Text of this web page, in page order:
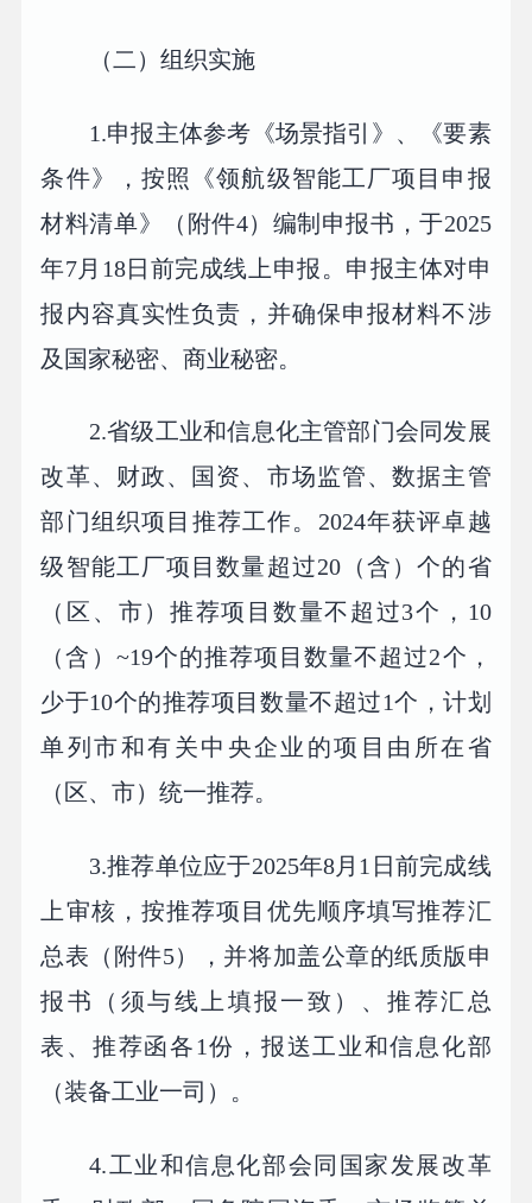
（二）组织实施
1.申报主体参考《场景指引》、《要素
条件》，按照《领航级智能工厂项目申报
材料清单》（附件4）编制申报书，于2025
年7月18日前完成线上申报。申报主体对申
报内容真实性负责，并确保申报材料不涉
及国家秘密、商业秘密。
2.省级工业和信息化主管部门会同发展
改革、财政、国资、市场监管、数据主管
部门组织项目推荐工作。2024年获评卓越
级智能工厂项目数量超过20（含）个的省
（区、市）推荐项目数量不超过3个，10
（含）~19个的推荐项目数量不超过2个，
少于10个的推荐项目数量不超过1个，计划
单列市和有关中央企业的项目由所在省
（区、市）统一推荐。
3.推荐单位应于2025年8月1日前完成线
上审核，按推荐项目优先顺序填写推荐汇
总表（附件5），并将加盖公章的纸质版申
报书（须与线上填报一致）、推荐汇总
表、推荐函各1份，报送工业和信息化部
（装备工业一司）。
4.工业和信息化部会同国家发展改革